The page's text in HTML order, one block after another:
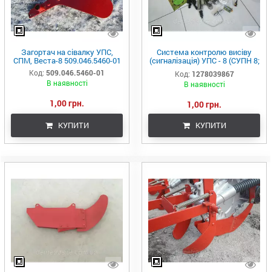
Загортач на сівалку УПС,
СПМ, Веста-8 509.046.5460-01
Код: 509.046.5460-01
В наявності
1,00 грн.
КУПИТИ
Система контролю висіву
(сигналізація) УПС - 8 (СУПН 8;
Веста-8)
Код: 1278039867
В наявності
1,00 грн.
КУПИТИ